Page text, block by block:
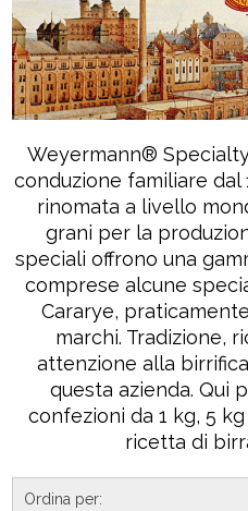
Weyermann®
conduzione familiare dal
rinomata a livello
grani per la
speciali offrono una
comprese alcune
Cararye,
marchi. Tradizione,
attenzione alla
questa azienda. Qui
confezioni da 1 kg, 5
ricetta di